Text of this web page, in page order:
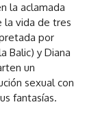
la aclamada
la vida de tres
por
Balic) y Diana
un
sexual con
fantasías.